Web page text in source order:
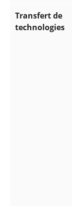
Transfert de
technologies